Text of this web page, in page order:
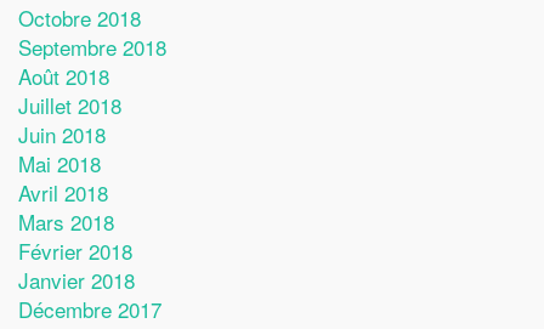
Octobre 2018
Septembre 2018
Août 2018
Juillet 2018
Juin 2018
Mai 2018
Avril 2018
Mars 2018
Février 2018
Janvier 2018
Décembre 2017